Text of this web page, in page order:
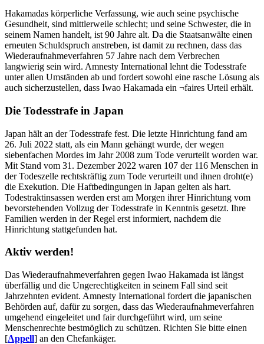
Hakamadas körperliche Verfassung, wie auch seine psychische
Gesundheit, sind mittlerweile schlecht; und seine Schwester, die in
seinem Namen handelt, ist 90 Jahre alt. Da die Staatsanwälte einen
erneuten Schuldspruch anstreben, ist damit zu rechnen, dass das
Wiederaufnahmeverfahren 57 Jahre nach dem Verbrechen
langwierig sein wird. Amnesty International lehnt die Todesstrafe
unter allen Umständen ab und fordert sowohl eine rasche Lösung als
auch sicherzustellen, dass Iwao Hakamada ein ¬faires Urteil erhält.
Die Todesstrafe in Japan
Japan hält an der Todesstrafe fest. Die letzte Hinrichtung fand am
26. Juli 2022 statt, als ein Mann gehängt wurde, der wegen
siebenfachen Mordes im Jahr 2008 zum Tode verurteilt worden war.
Mit Stand vom 31. Dezember 2022 waren 107 der 116 Menschen in
der Todeszelle rechtskräftig zum Tode verurteilt und ihnen droht(e)
die Exekution. Die Haftbedingungen in Japan gelten als hart.
Todestraktinsassen werden erst am Morgen ihrer Hinrichtung vom
bevorstehenden Vollzug der Todesstrafe in Kenntnis gesetzt. Ihre
Familien werden in der Regel erst informiert, nachdem die
Hinrichtung stattgefunden hat.
Aktiv werden!
Das Wiederaufnahmeverfahren gegen Iwao Hakamada ist längst
überfällig und die Ungerechtigkeiten in seinem Fall sind seit
Jahrzehnten evident. Amnesty International fordert die japanischen
Behörden auf, dafür zu sorgen, dass das Wiederaufnahmeverfahren
umgehend eingeleitet und fair durchgeführt wird, um seine
Menschenrechte bestmöglich zu schützen. Richten Sie bitte einen
[Appell] an den Chefankäger.